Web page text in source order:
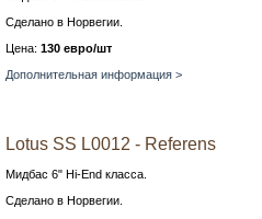
Сделано в Норвегии.
Цена: 130 евро/шт
Дополнительная информация >
Lotus SS L0012 - Referens
Мидбас 6" Hi-End класса.
Сделано в Норвегии.